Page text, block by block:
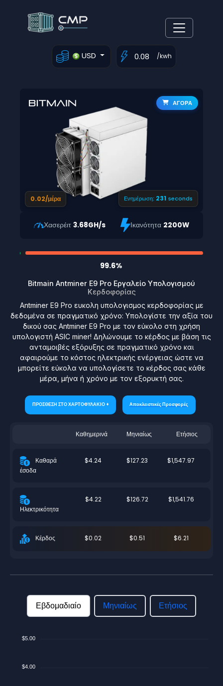
USD /kwh
ΑΓΟΡΑ
0.02/μέρα Ενημέρωση: 230 seconds
Χασερέιτ 3.68GH/s Ικανότητα 2200W
99.6%
Bitmain Antminer E9 Pro Εργαλείο Υπολογισμού
Κερδοφορίας
Antminer E9 Pro ευκολη υπολογισμος κερδοφορίας με
δεδομένα σε πραγματικό χρόνο: Υπολογίστε την αξία του
δικού σας Antminer E9 Pro με τον εύκολο στη χρήση
υπολογιστή ASIC miner! Δηλώνουμε το κέρδος με βάση τις
ανταμοιβές εξόρυξης σε πραγματικό χρόνο και
αφαιρούμε το κόστος ηλεκτρικής ενέργειας ώστε να
μπορείτε εύκολα να υπολογίσετε το κέρδος σας κάθε
μέρα, μήνα ή χρόνο με τον εξορυκτή σας.
ΠΡΟΣΘΕΣΗ ΣΤΟ ΧΑΡΤΟΦΥΛΑΚΙΟ + Αποκλειστικές Προσφορές
Καθημερινά Μηνιαίως Ετήσιος
Καθαρά
έσοδα
$4.24 $127.23 $1,547.97
Ηλεκτρικότητα
$4.22 $126.72 $1,541.76
Κέρδος $0.02 $0.51 $6.21
Εβδομαδιαίο Μηνιαίως Ετήσιος
$5.00
$4.00